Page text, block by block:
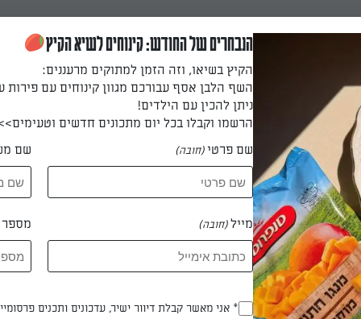
בחצי מכמות המשרה, מקפידים לשפשף מתחת לעור.
מחצית מכמות התפו"א עם שתי כפות מהמשרה, מכניסים את
האדמה ומעל יוצקים את כל שארית המשרה הנותר.
שקית הקוקי ועושים לה "מסאז'": משפשפים אותה בשתי הידיים
הנבחרים של החודש: קינוחים לשיא הקיץ
הקיץ בשיאו, וזה הזמן למתוקים מרעננים:
השף הלבן אסף עבורכם מגוון קינוחים עם פירות
ניתן להכין עם הילדים!
הרשמו וקבלו בכל יום מתכונים חדשים
שם פרטי(חובה) שם
מייל(חובה) מספר
Opt_In
* אני מאשר קבלת דיוור ישיר, עדכונים ותכנים